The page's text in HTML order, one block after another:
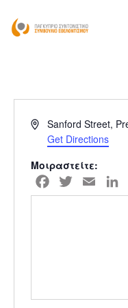
AddressSanford Street,
Get Directions
Μοιραστείτε:
Facebook
Twitter Email